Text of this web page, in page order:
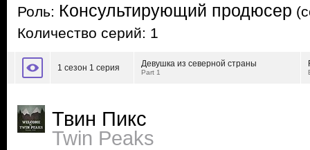
Роль: Консультирующий продюсер
Количество серий: 1
1 сезон 1 серия Девушка из северной страны
Part 1
Твин Пикс
Twin Peaks